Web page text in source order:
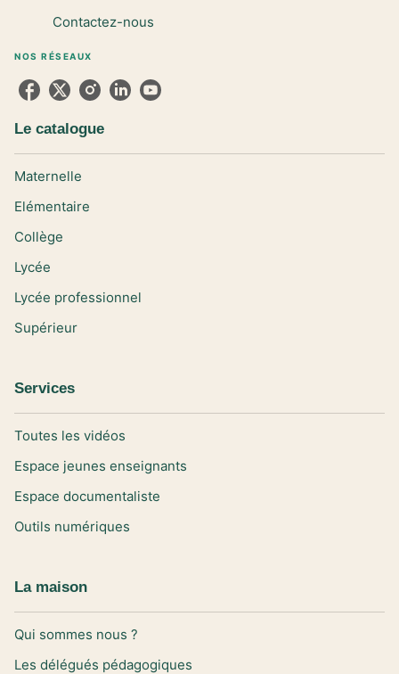
Contactez-nous
NOS RÉSEAUX
Le catalogue
Maternelle
Elémentaire
Collège
Lycée
Lycée professionnel
Supérieur
Services
Toutes les vidéos
Espace jeunes enseignants
Espace documentaliste
Outils numériques
La maison
Qui sommes nous ?
Les délégués pédagogiques